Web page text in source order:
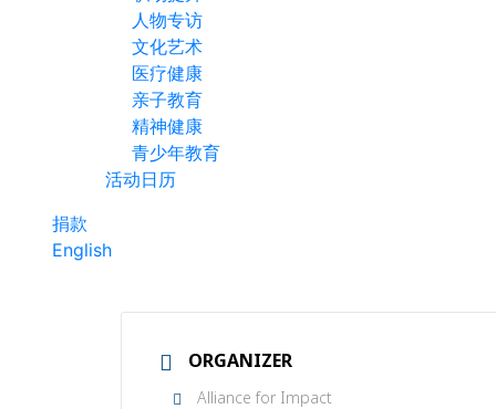
人物专访
文化艺术
医疗健康
亲子教育
精神健康
青少年教育
活动日历
捐款
English
ORGANIZER
Alliance for Impact